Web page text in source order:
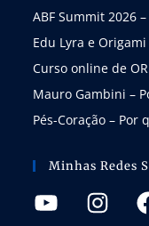
ABF Summit 2026
Edu Lyra e Origami
Curso online de
Mauro Gambini –
Pés-Coração – Por
Minhas Redes